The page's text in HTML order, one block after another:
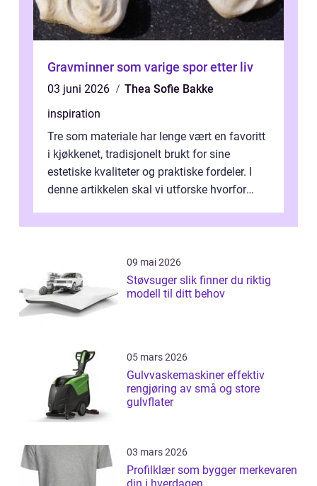
Gravminner som varige spor etter liv
03 juni 2026
Thea Sofie Bakke
inspiration
Tre som materiale har lenge vært en favoritt
i kjøkkenet, tradisjonelt brukt for sine
estetiske kvaliteter og praktiske fordeler. I
denne artikkelen skal vi utforske hvorfor
09 mai 2026
Støvsuger slik finner du riktig
modell til ditt behov
05 mars 2026
Gulvvaskemaskiner effektiv
rengjøring av små og store
gulvflater
03 mars 2026
Profilklær som bygger merkevaren